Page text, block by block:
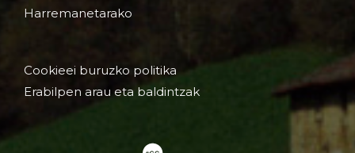
Harremanetarako
Cookieei buruzko politika
Erabilpen arau eta baldintzak